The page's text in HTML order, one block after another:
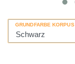
GRUNDFARBE KORPUS